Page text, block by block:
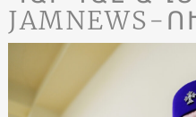
JAMNEWS-